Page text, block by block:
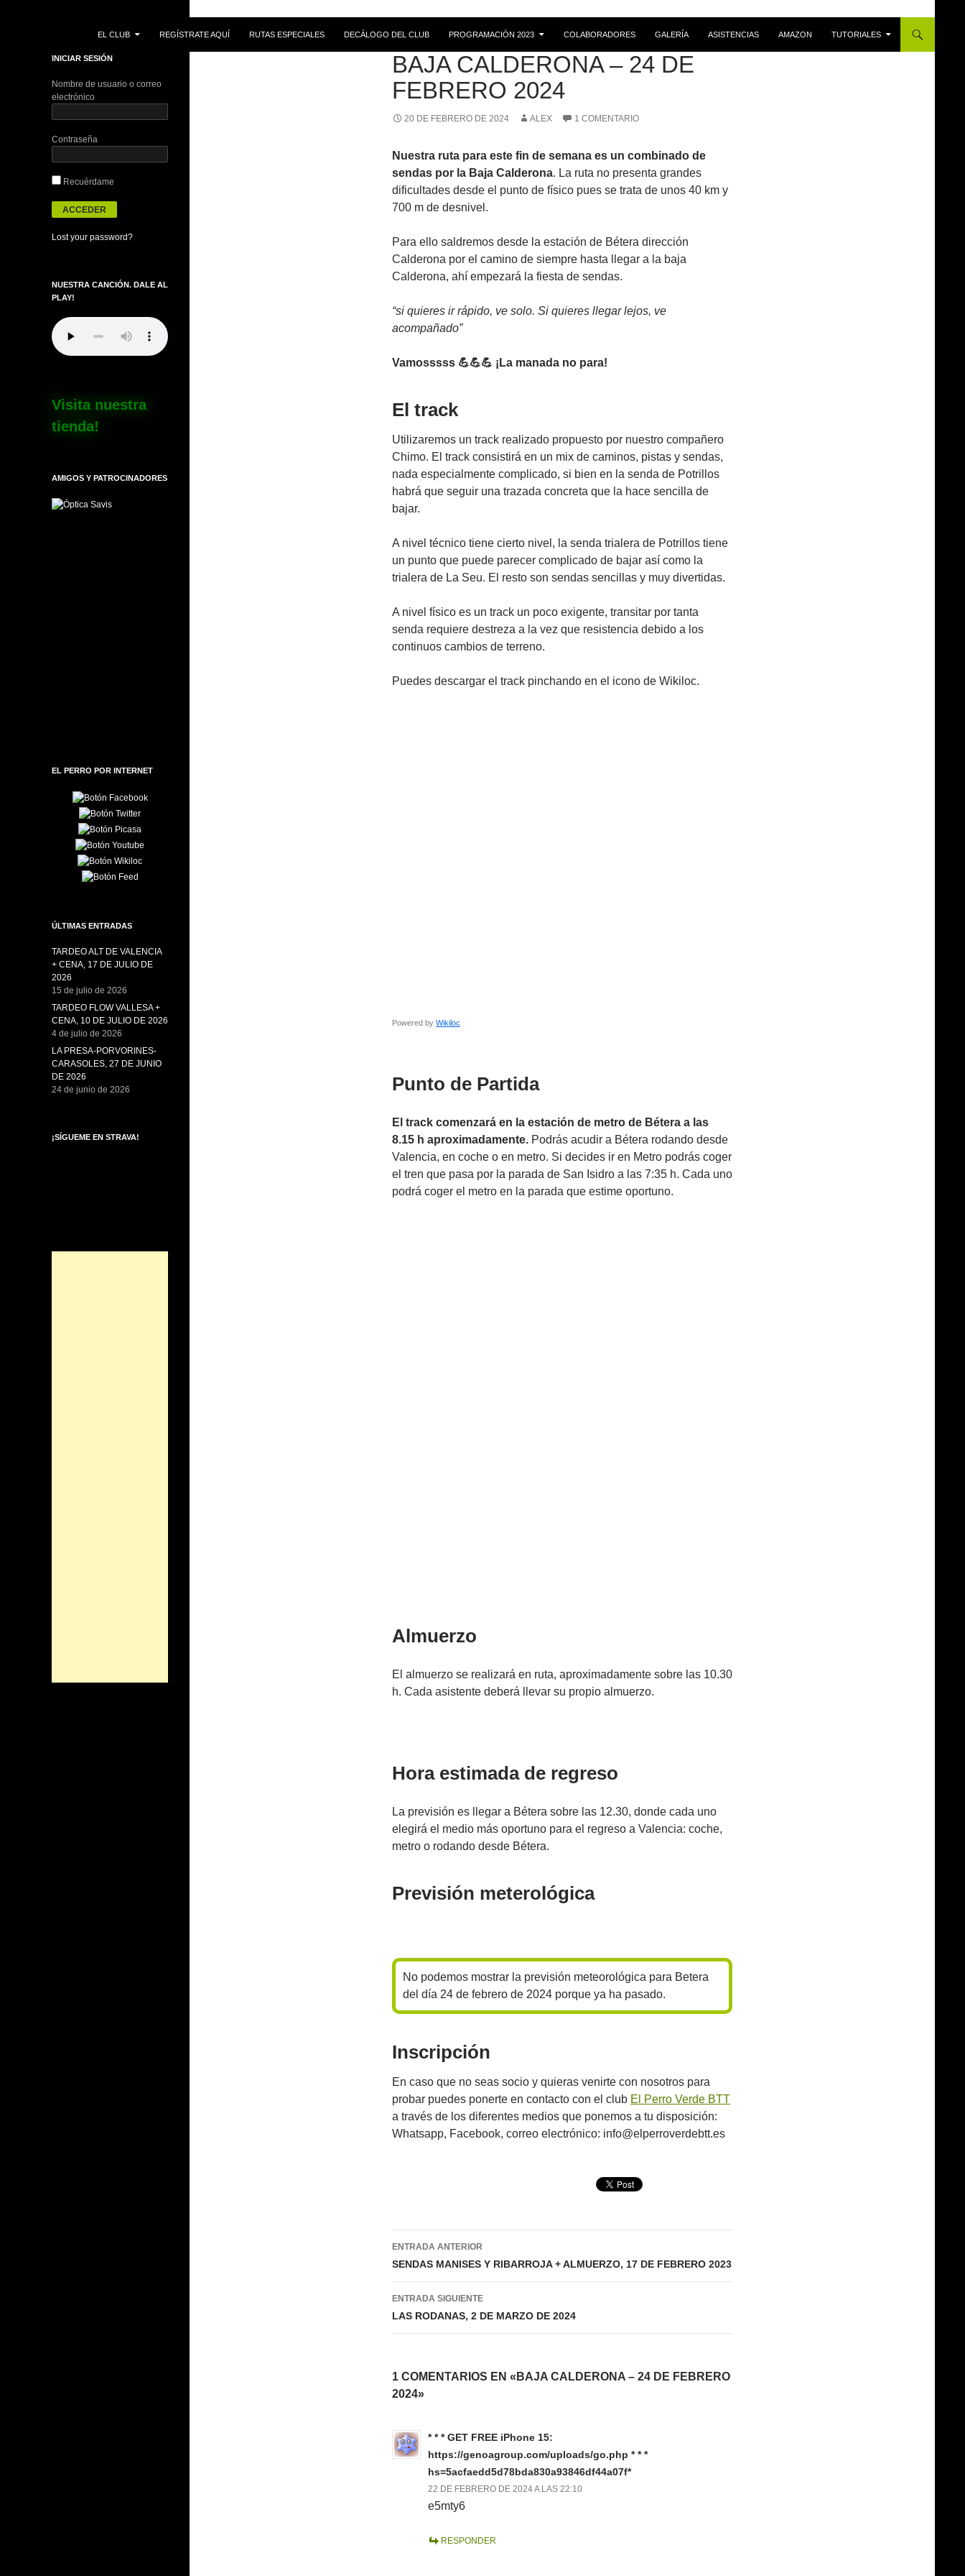
EL CLUB
REGÍSTRATE AQUÍ RUTAS ESPECIALES DECÁLOGO DEL CLUB PROGRAMACIÓN 2023 COLABORADORES GALERÍA ASISTENCIAS AMAZON TUTORIALES
RUTAS
BAJA CALDERONA – 24 DE
FEBRERO 2024
20 DE FEBRERO DE 2024 ALEX 1 COMENTARIO
Nuestra ruta para este fin de semana es un combinado de
sendas por la Baja Calderona. La ruta no presenta grandes
dificultades desde el punto de físico pues se trata de unos 40 km y
700 m de desnivel.
Para ello saldremos desde la estación de Bétera dirección
Calderona por el camino de siempre hasta llegar a la baja
Calderona, ahí empezará la fiesta de sendas.
“si quieres ir rápido, ve solo. Si quieres llegar lejos, ve
acompañado”
Vamosssss 💪💪💪 ¡La manada no para!
El track
Utilizaremos un track realizado propuesto por nuestro compañero
Chimo. El track consistirá en un mix de caminos, pistas y sendas,
nada especialmente complicado, si bien en la senda de Potrillos
habrá que seguir una trazada concreta que la hace sencilla de
bajar.
A nivel técnico tiene cierto nivel, la senda trialera de Potrillos tiene
un punto que puede parecer complicado de bajar así como la
trialera de La Seu. El resto son sendas sencillas y muy divertidas.
A nivel físico es un track un poco exigente, transitar por tanta
senda requiere destreza a la vez que resistencia debido a los
continuos cambios de terreno.
Puedes descargar el track pinchando en el icono de Wikiloc.
Powered by Wikiloc
Punto de Partida
El track comenzará en la estación de metro de Bétera a las
8.15 h aproximadamente. Podrás acudir a Bétera rodando desde
Valencia, en coche o en metro. Si decides ir en Metro podrás coger
el tren que pasa por la parada de San Isidro a las 7:35 h. Cada uno
podrá coger el metro en la parada que estime oportuno.
Almuerzo
El almuerzo se realizará en ruta, aproximadamente sobre las 10.30
h. Cada asistente deberá llevar su propio almuerzo.
Hora estimada de regreso
La previsión es llegar a Bétera sobre las 12.30, donde cada uno
elegirá el medio más oportuno para el regreso a Valencia: coche,
metro o rodando desde Bétera.
Previsión meterológica
No podemos mostrar la previsión meteorológica para Betera
del día 24 de febrero de 2024 porque ya ha pasado.
Inscripción
En caso que no seas socio y quieras venirte con nosotros para
probar puedes ponerte en contacto con el club El Perro Verde BTT
a través de los diferentes medios que ponemos a tu disposición:
Whatsapp, Facebook, correo electrónico: info@elperroverdebtt.es
Navegación
de
entradas
ENTRADA ANTERIOR
SENDAS MANISES Y RIBARROJA + ALMUERZO, 17 DE FEBRERO 2023
ENTRADA SIGUIENTE
LAS RODANAS, 2 DE MARZO DE 2024
1 COMENTARIOS EN «BAJA CALDERONA – 24 DE FEBRERO
2024»
* * * GET FREE iPhone 15:
https://genoagroup.com/uploads/go.php * * *
hs=5acfaedd5d78bda830a93846df44a07f*
22 DE FEBRERO DE 2024 A LAS 22:10
e5mty6
RESPONDER
INICIAR SESIÓN
Nombre de usuario o correo
electrónico
Contraseña
Recuérdame
Lost your password?
NUESTRA CANCIÓN. DALE AL
PLAY!
Visita nuestra
tienda!
AMIGOS Y PATROCINADORES
EL PERRO POR INTERNET
ÚLTIMAS ENTRADAS
TARDEO ALT DE VALENCIA
+ CENA, 17 DE JULIO DE
2026
15 de julio de 2026
TARDEO FLOW VALLESA +
CENA, 10 DE JULIO DE 2026
4 de julio de 2026
LA PRESA-PORVORINES-
CARASOLES, 27 DE JUNIO
DE 2026
24 de junio de 2026
¡SÍGUEME EN STRAVA!